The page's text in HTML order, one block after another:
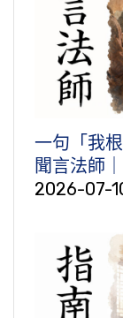
一句「我
聞言法師
2026-07-